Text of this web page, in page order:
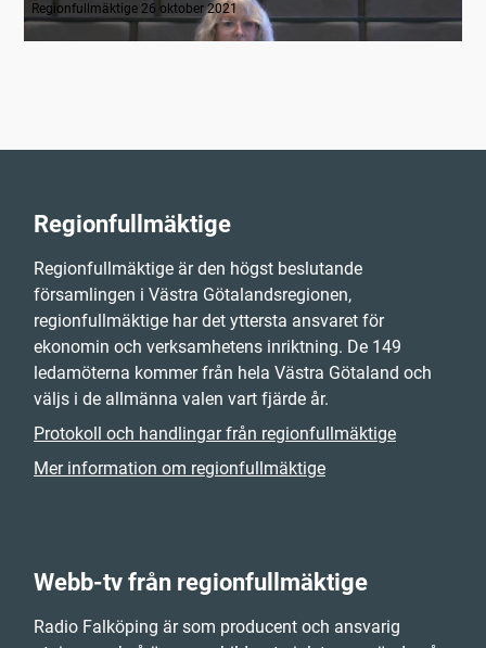
Regionfullmäktige 26 oktober 2021
Regionfullmäktige
Regionfullmäktige är den högst beslutande
församlingen i Västra Götalandsregionen,
regionfullmäktige har det yttersta ansvaret för
ekonomin och verksamhetens inriktning. De 149
ledamöterna kommer från hela Västra Götaland och
väljs i de allmänna valen vart fjärde år.
Protokoll och handlingar från regionfullmäktige
Mer information om regionfullmäktige
Webb-tv från regionfullmäktige
Radio Falköping är som producent och ansvarig